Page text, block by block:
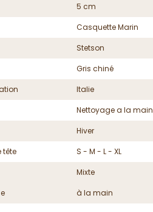
5 cm
Casquette Marin
Stetson
Gris chiné
Italie
Nettoyage a la main
Hiver
tête
S - M - L - XL
Mixte
à la main